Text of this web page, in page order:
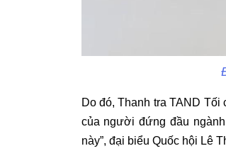
Do đó, Thanh tra TAND
của người đứng đầu
này”, đại biểu Quốc hội Lê